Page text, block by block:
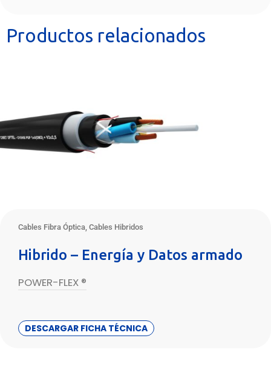
Productos relacionados
Cables Fibra Óptica Cables Hibridos
Hibrido – Energía y Datos armado
POWER-FLEX ®
DESCARGAR FICHA TÉCNICA